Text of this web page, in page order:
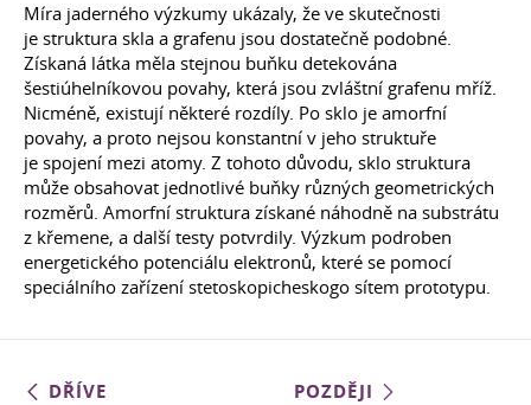
Míra jaderného výzkumy ukázaly, že ve skutečnosti
je struktura skla a grafenu jsou dostatečně podobné.
Získaná látka měla stejnou buňku detekována
šestiúhelníkovou povahy, která jsou zvláštní grafenu mříž.
Nicméně, existují některé rozdíly. Po sklo je amorfní
povahy, a proto nejsou konstantní v jeho struktuře
je spojení mezi atomy. Z tohoto důvodu, sklo struktura
může obsahovat jednotlivé buňky různých geometrických
rozměrů. Amorfní struktura získané náhodně na substrátu
z křemene, a další testy potvrdily. Výzkum podroben
energetického potenciálu elektronů, které se pomocí
speciálního zařízení stetoskopicheskogo sítem prototypu.
DŘÍVE POZDĚJI